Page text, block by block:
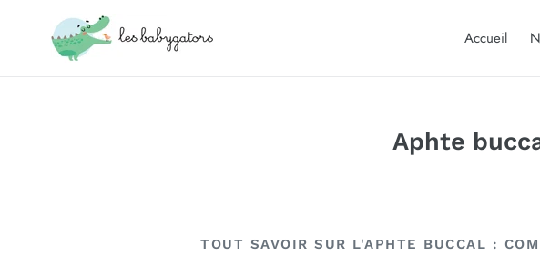
Accueil
Aphte
TOUT SAVOIR SUR L'APHTE BUCCAL :